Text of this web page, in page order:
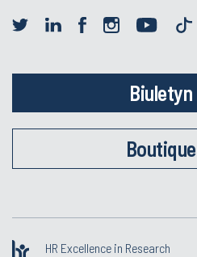
Biuletyn
Boutique
HR Excellence in Research